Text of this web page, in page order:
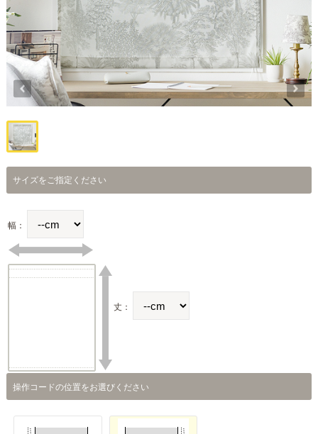
サイズをご指定ください
幅：
丈：
操作コードの位置をお選びください